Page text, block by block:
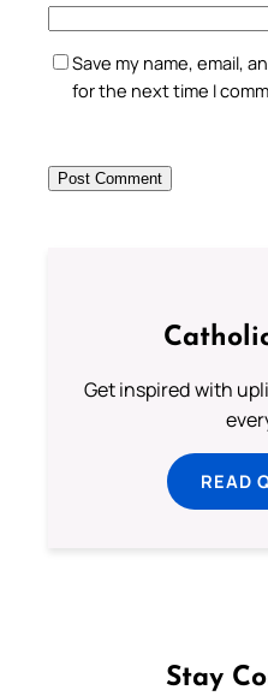
Save my name, email,
for the next time I
Get inspired with
READ
Stay